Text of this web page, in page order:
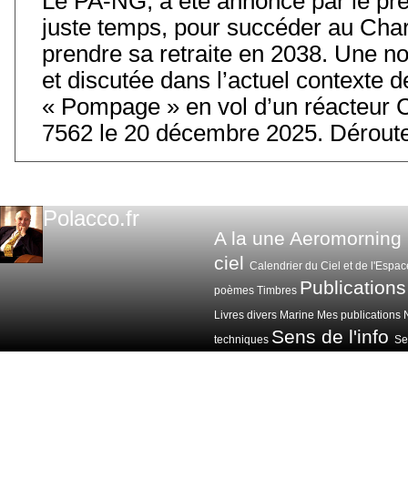
juste temps, pour succéder au
prendre sa retraite en 2038. Une
et discutée dans l’actuel contexte
« Pompage » en vol d’un réacteur
7562 le 20 décembre 2025.
Polacco.fr
A la une Aeromorning
ciel Calendrier du Ciel et de
poèmes Timbres Publications
Livres divers Marine Mes publications
techniques Sens de l'info